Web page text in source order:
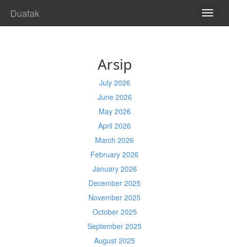
Duatak
Arsip
July 2026
June 2026
May 2026
April 2026
March 2026
February 2026
January 2026
December 2025
November 2025
October 2025
September 2025
August 2025